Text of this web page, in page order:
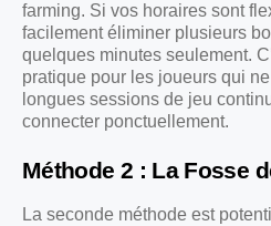
farming. Si vos horaires sont
facilement éliminer plusieurs
quelques minutes seulement.
pratique pour les joueurs qui
longues sessions de jeu
connecter ponctuellement.
Méthode 2 : La Fosse
La seconde méthode est